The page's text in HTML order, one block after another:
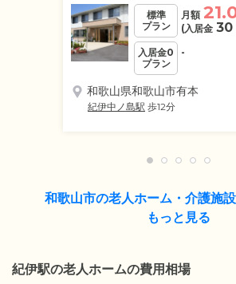
標準
プラン
月額
(入居金 30
入居金0
プラン
-
和歌山県和歌山市有本
紀伊中ノ島駅 歩12分
和歌山市の老人ホーム・介護施
もっと見る
紀伊駅の老人ホームの費用相場